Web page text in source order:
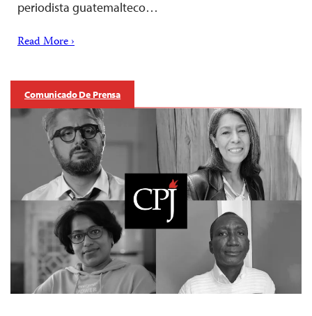
periodista guatemalteco…
Read More ›
Comunicado De Prensa